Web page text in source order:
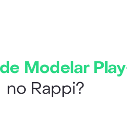
Modelar
no Rappi?